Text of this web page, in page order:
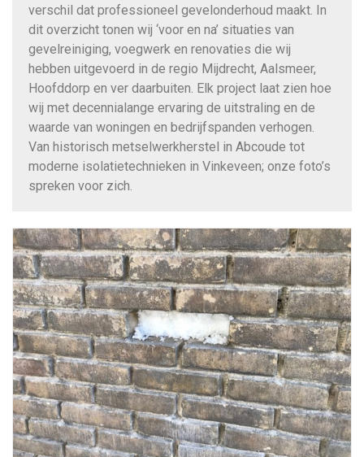
verschil dat professioneel gevelonderhoud maakt. In
dit overzicht tonen wij ‘voor en na’ situaties van
gevelreiniging, voegwerk en renovaties die wij
hebben uitgevoerd in de regio Mijdrecht, Aalsmeer,
Hoofddorp en ver daarbuiten. Elk project laat zien hoe
wij met decennialange ervaring de uitstraling en de
waarde van woningen en bedrijfspanden verhogen.
Van historisch metselwerkherstel in Abcoude tot
moderne isolatietechnieken in Vinkeveen; onze foto’s
spreken voor zich.